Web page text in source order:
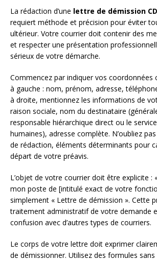
La rédaction d’une lettre de démission
requiert méthode et précision pour éviter
ultérieur. Votre courrier doit contenir des
et respecter une présentation
sérieux de votre démarche.
Commencez par indiquer vos coordonnées
à gauche : nom, prénom, adresse,
à droite, mentionnez les informations de
raison sociale, nom du destinataire
responsable hiérarchique direct ou le
humaines), adresse complète. N’oubliez
de rédaction, éléments déterminants pour
départ de votre préavis.
L’objet de votre courrier doit être explicite :
mon poste de [intitulé exact de votre
simplement « Lettre de démission ». Cette
traitement administratif de votre demande
confusion avec d’autres types de courriers.
Le corps de votre lettre doit exprimer
de démissionner. Utilisez des formules